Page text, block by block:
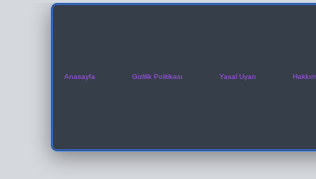
Anasayfa Gizlilik Politikası Yasal Uyarı